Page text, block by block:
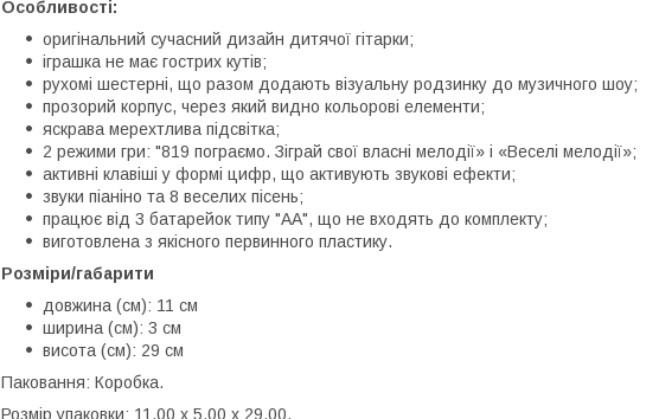
Особливості:
оригінальний сучасний дизайн дитячої гітарки;
іграшка не має гострих кутів;
рухомі шестерні, що разом додають візуальну родзинку до музичного шоу;
прозорий корпус, через який видно кольорові елементи;
яскрава мерехтлива підсвітка;
2 режими гри: "819 пограємо. Зіграй свої власні мелодії» і «Веселі мелодії»;
активні клавіші у формі цифр, що активують звукові ефекти;
звуки піаніно та 8 веселих пісень;
працює від 3 батарейок типу "АА", що не входять до комплекту;
виготовлена з якісного первинного пластику.
Розміри/габарити
довжина (см): 11 см
ширина (см): 3 см
висота (см): 29 см
Паковання: Коробка.
Розмір упаковки: 11.00 x 5.00 x 29.00.